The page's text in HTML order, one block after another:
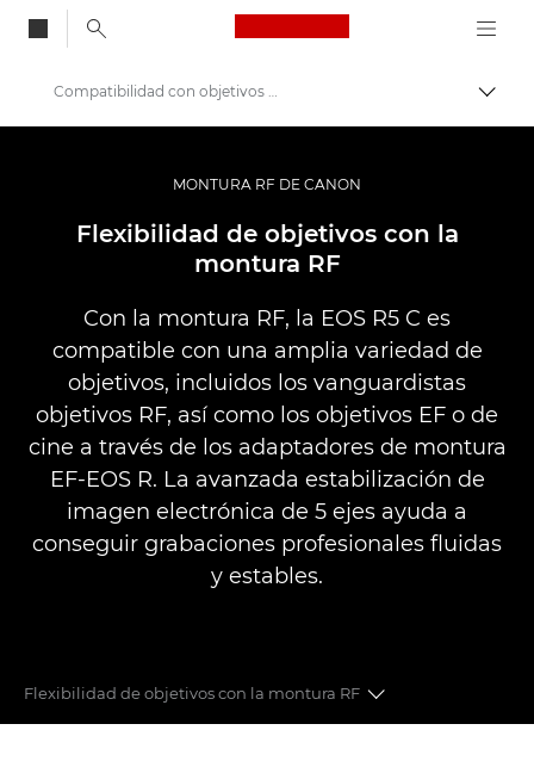
Canon Logo, back
Cámaras digitales
EOS R5 C de Canon: cámaras
Compatibilidad con objetivos de la EOS R5 C de Canon
MONTURA RF DE CANON
Flexibilidad de objetivos con la
montura RF
Con la montura RF, la EOS R5 C es
compatible con una amplia variedad de
objetivos, incluidos los vanguardistas
objetivos RF, así como los objetivos EF o de
cine a través de los adaptadores de montura
EF-EOS R. La avanzada estabilización de
imagen electrónica de 5 ejes ayuda a
conseguir grabaciones profesionales fluidas
y estables.
Flexibilidad de objetivos con la montura RF